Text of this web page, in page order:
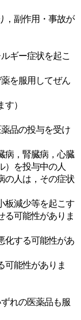
，副作用・事故が
ギー症状を起こ
を服用してぜん
）
品の投与を受け
病，腎臓病，心臓
）を投与中の人
の人は，その症状
板減少等を起こす
る可能性がありま
化する可能性があ
可能性がありま
れの医薬品も服